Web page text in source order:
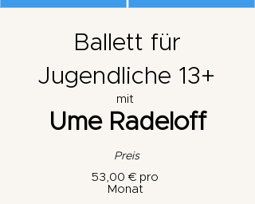
Ballett für
Jugendliche 13+
mit
Ume Radeloff
Preis
53,00 € pro
Monat